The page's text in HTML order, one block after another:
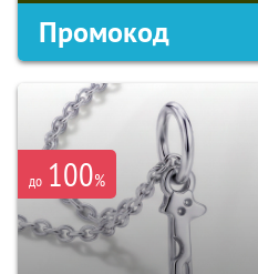
Промокод
до 100%